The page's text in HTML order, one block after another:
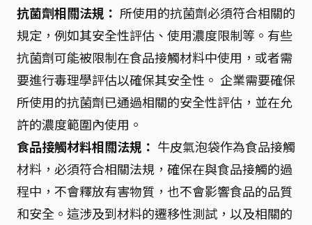
抗菌劑相關法規： 所使用的抗菌劑必須符合相關的
規定，例如其安全性評估、使用濃度限制等。有些
抗菌劑可能被限制在食品接觸材料中使用，或者需
要進行毒理學評估以確保其安全性。 企業需要確保
所使用的抗菌劑已通過相關的安全性評估，並在允
許的濃度範圍內使用。
食品接觸材料相關法規： 牛皮氣泡袋作為食品接觸
材料，必須符合相關法規，確保在與食品接觸的過
程中，不會釋放有害物質，也不會影響食品的品質
和安全。這涉及到材料的遷移性測試，以及相關的